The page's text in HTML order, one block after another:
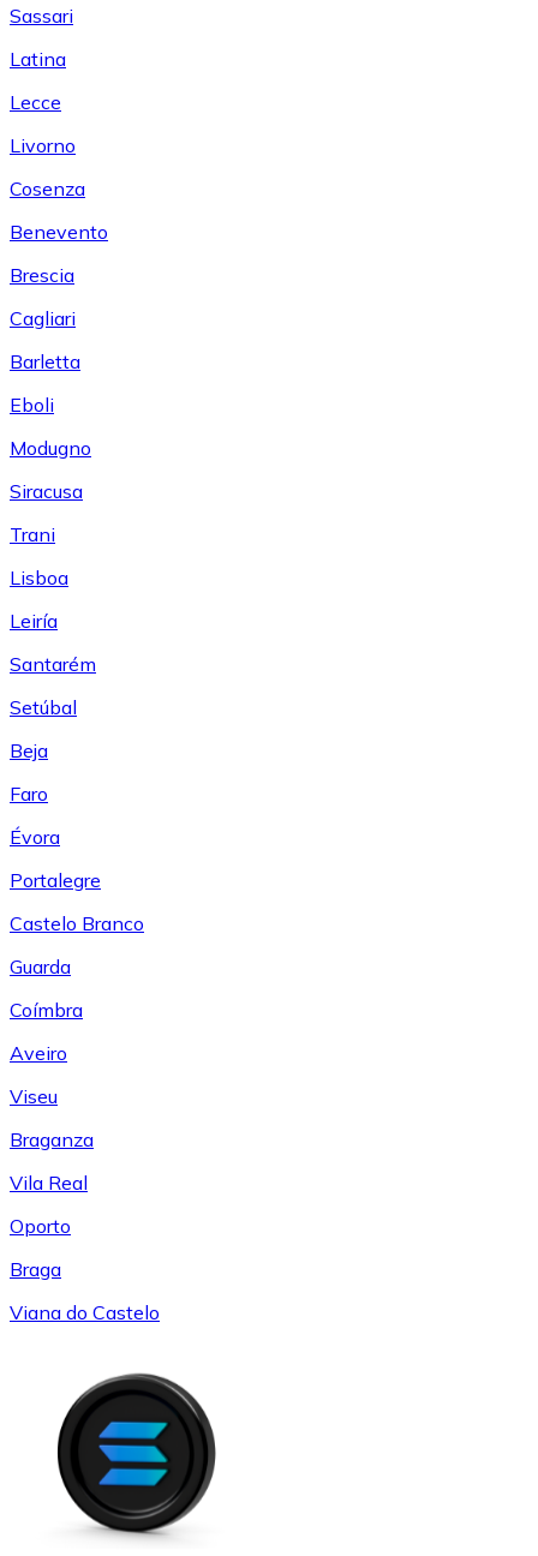
Sassari
Latina
Lecce
Livorno
Cosenza
Benevento
Brescia
Cagliari
Barletta
Eboli
Modugno
Siracusa
Trani
Lisboa
Leiría
Santarém
Setúbal
Beja
Faro
Évora
Portalegre
Castelo Branco
Guarda
Coímbra
Aveiro
Viseu
Braganza
Vila Real
Oporto
Braga
Viana do Castelo